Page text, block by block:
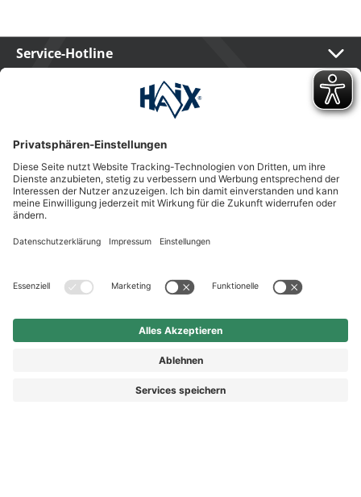
Service-Hotline
Shop Service
Newsletter
Follow us
Kauf auf Rechnung
Rechnungskauf